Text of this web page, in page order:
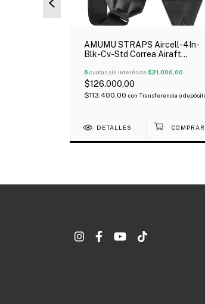
AMUMU STRAPS Aircell-4In-
Blk-Cv-Std Correa Airaft
Bajo
6 cuotas sin interés de$21.000,00
$126.000,00
$113.400,00 con Transferencia o
DETALLES